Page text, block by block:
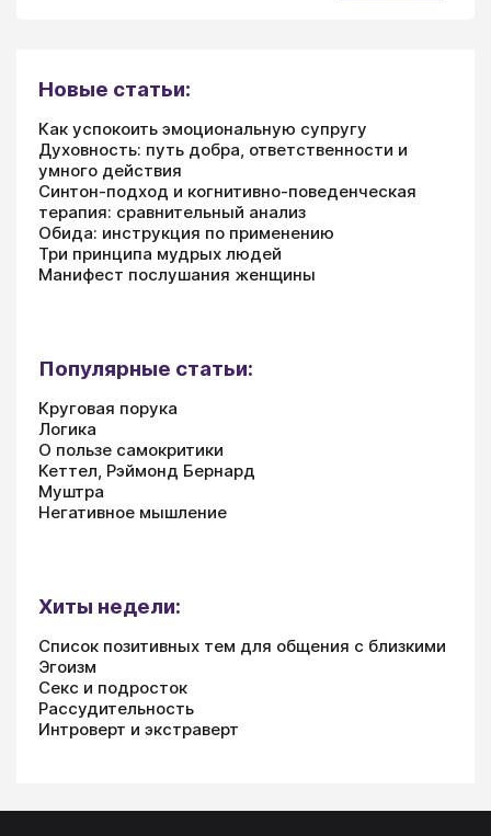
Новые статьи:
Как успокоить эмоциональную супругу
Духовность: путь добра, ответственности и
умного действия
Синтон-подход и когнитивно-поведенческая
терапия: сравнительный анализ
Обида: инструкция по применению
Три принципа мудрых людей
Манифест послушания женщины
Популярные статьи:
Круговая порука
Логика
О пользе самокритики
Кеттел, Рэймонд Бернард
Муштра
Негативное мышление
Хиты недели:
Список позитивных тем для общения с близкими
Эгоизм
Секс и подросток
Рассудительность
Интроверт и экстраверт